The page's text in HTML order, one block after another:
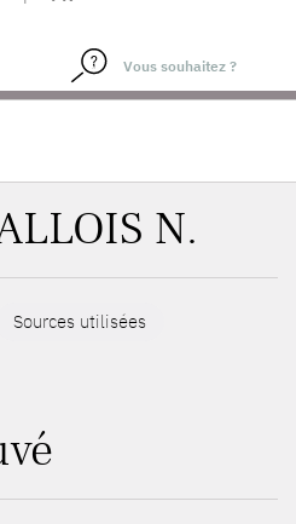
N.
Sources utilisées